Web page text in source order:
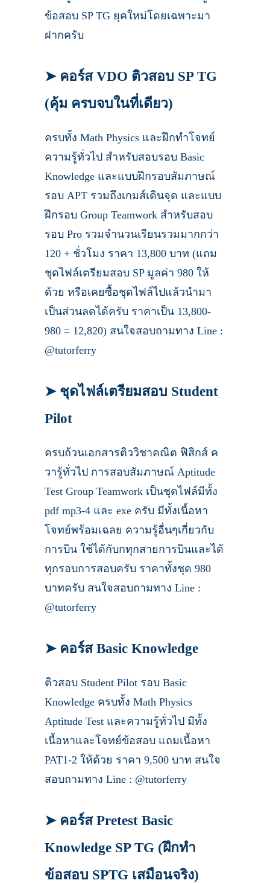
ข้อสอบ SP TG ยุคใหม่โดยเฉพาะมา
ฝากครับ
➤ คอร์ส VDO ติวสอบ SP TG
(คุ้ม ครบจบในที่เดียว)
ครบทั้ง Math Physics และฝึกทำโจทย์
ความรู้ทั่วไป สำหรับสอบรอบ Basic
Knowledge และแบบฝึกรอบสัมภาษณ์
รอบ APT รวมถึงเกมส์เดินจุด และแบบ
ฝึกรอบ Group Teamwork สำหรับสอบ
รอบ Pro รวมจำนวนเรียนรวมมากกว่า
120 + ชั่วโมง ราคา 13,800 บาท (แถม
ชุดไฟล์เตรียมสอบ SP มูลค่า 980 ให้
ด้วย หรือเคยซื้อชุดไฟล์ไปแล้วนำมา
เป็นส่วนลดได้ครับ ราคาเป็น 13,800-
980 = 12,820) สนใจสอบถามทาง Line :
@tutorferry
➤ ชุดไฟล์เตรียมสอบ Student
Pilot
ครบถ้วนเอกสารติววิชาคณิต ฟิสิกส์ ค
วารู้ทั่วไป การสอบสัมภาษณ์ Aptitude
Test Group Teamwork เป็นชุดไฟล์มีทั้ง
pdf mp3-4 และ exe ครับ มีทั้งเนื้อหา
โจทย์พร้อมเฉลย ความรู้อื่นๆเกี่ยวกับ
การบิน ใช้ได้กับกทุกสายการบินและได้
ทุกรอบการสอบครับ ราคาทั้งชุด 980
บาทครับ สนใจสอบถามทาง Line :
@tutorferry
➤ คอร์ส Basic Knowledge
ติวสอบ Student Pilot รอบ Basic
Knowledge ครบทั้ง Math Physics
Aptitude Test และความรู้ทั่วไป มีทั้ง
เนื้อหาและโจทย์ข้อสอบ แถมเนื้อหา
PAT1-2 ให้ด้วย ราคา 9,500 บาท สนใจ
สอบถามทาง Line : @tutorferry
➤ คอร์ส Pretest Basic
Knowledge SP TG (ฝึกทำ
ข้อสอบ SPTG เสมือนจริง)